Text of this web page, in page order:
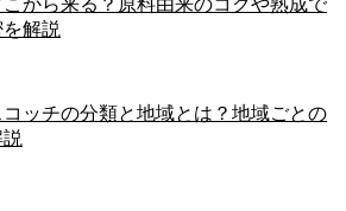
から来る？原料由来のコクや熟成で
解説
ッチの分類と地域とは？地域ごとの
説